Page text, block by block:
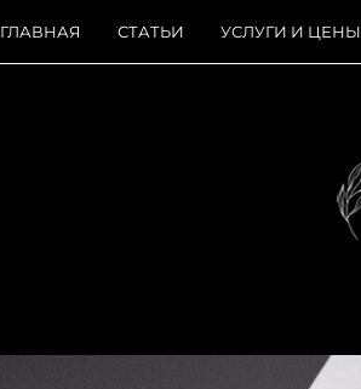
ГЛАВНАЯ СТАТЬИ УСЛУГИ И ЦЕНЫ